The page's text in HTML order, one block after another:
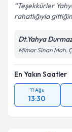
Kişisel
Metni
Teşekkürler
rahatlığıyla
Dt.Yahya Durmaz
Mimar Sinan Mah.
En Yakın Saatler
11 Ağu
13:30